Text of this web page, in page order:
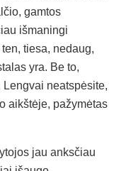
gamtos
išmaningi
tiesa, nedaug,
yra. Be to,
neatspėsite,
aikštėje, pažymėtas
jau anksčiau